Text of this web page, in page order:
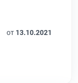
от 13.10.2021